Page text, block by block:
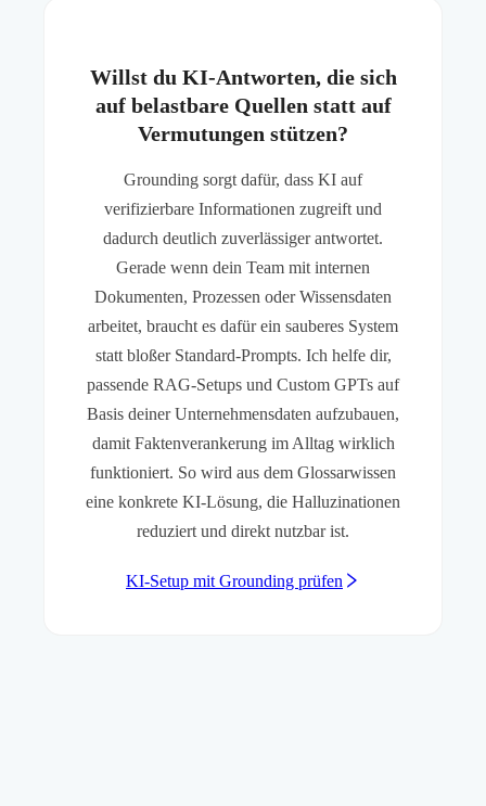
Willst du KI-Antworten, die sich
auf belastbare Quellen statt auf
Vermutungen stützen?
Grounding sorgt dafür, dass KI auf
verifizierbare Informationen zugreift und
dadurch deutlich zuverlässiger antwortet.
Gerade wenn dein Team mit internen
Dokumenten, Prozessen oder Wissensdaten
arbeitet, braucht es dafür ein sauberes System
statt bloßer Standard-Prompts. Ich helfe dir,
passende RAG-Setups und Custom GPTs auf
Basis deiner Unternehmensdaten aufzubauen,
damit Faktenverankerung im Alltag wirklich
funktioniert. So wird aus dem Glossarwissen
eine konkrete KI-Lösung, die Halluzinationen
reduziert und direkt nutzbar ist.
KI-Setup mit Grounding prüfen